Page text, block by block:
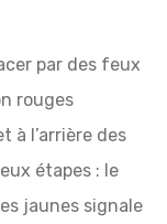
par des feux
rouges
à l’arrière des
étapes : le
jaunes signale